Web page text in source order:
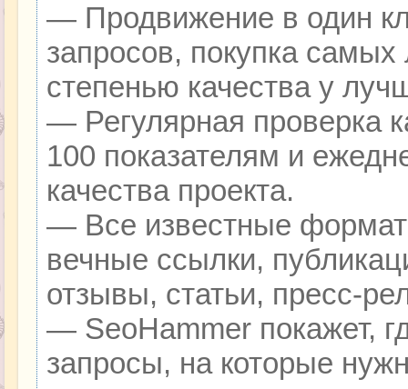
— Продвижение в один
запросов, покупка
степенью качества у
— Регулярная проверка
100 показателям и
качества проекта.
— Все известные
вечные ссылки,
отзывы, статьи, пресс-
— SeoHammer покажет,
запросы, на которые